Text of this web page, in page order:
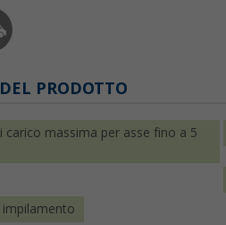
PRODOTTO
carico massima per asse fino a 5
impilamento